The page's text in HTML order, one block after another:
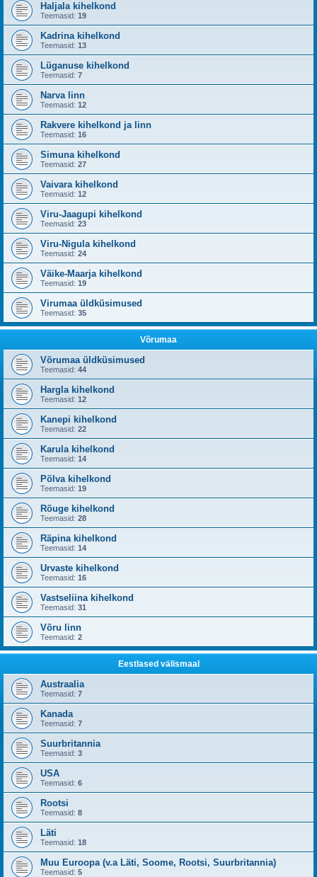
Haljala kihelkond
Teemasid: 19
Kadrina kihelkond
Teemasid: 13
Lüganuse kihelkond
Teemasid: 7
Narva linn
Teemasid: 12
Rakvere kihelkond ja linn
Teemasid: 16
Simuna kihelkond
Teemasid: 27
Vaivara kihelkond
Teemasid: 12
Viru-Jaagupi kihelkond
Teemasid: 23
Viru-Nigula kihelkond
Teemasid: 24
Väike-Maarja kihelkond
Teemasid: 19
Virumaa üldküsimused
Teemasid: 35
Võrumaa
Võrumaa üldküsimused
Teemasid: 44
Hargla kihelkond
Teemasid: 12
Kanepi kihelkond
Teemasid: 22
Karula kihelkond
Teemasid: 14
Põlva kihelkond
Teemasid: 19
Rõuge kihelkond
Teemasid: 28
Räpina kihelkond
Teemasid: 14
Urvaste kihelkond
Teemasid: 16
Vastseliina kihelkond
Teemasid: 31
Võru linn
Teemasid: 2
Eestlased välismaal
Austraalia
Teemasid: 7
Kanada
Teemasid: 7
Suurbritannia
Teemasid: 3
USA
Teemasid: 6
Rootsi
Teemasid: 8
Läti
Teemasid: 18
Muu Euroopa (v.a Läti, Soome, Rootsi, Suurbritannia)
Teemasid: 5